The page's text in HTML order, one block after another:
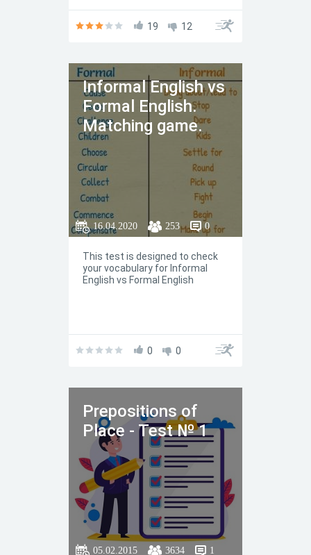
19 12
Informal English vs
Formal English.
Matching game.
16.04.2020 253 0
This test is designed to check
your vocabulary for Informal
English vs Formal English
0 0
Prepositions of
Place - Test № 1
05.02.2015 3634 1